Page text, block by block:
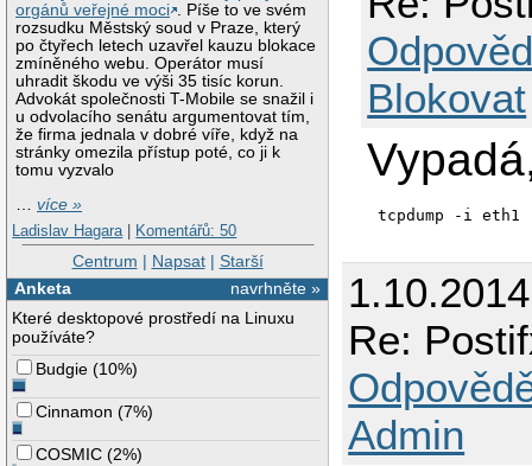
orgánů veřejné moci . Píše to ve svém
rozsudku Městský soud v Praze, který
po čtyřech letech uzavřel kauzu blokace
zmíněného webu. Operátor musí
uhradit škodu ve výši 35 tisíc korun.
Advokát společnosti T-Mobile se snažil i
u odvolacího senátu argumentovat tím,
že firma jednala v dobré víře, když na
stránky omezila přístup poté, co ji k
tomu vyzvalo
…více »
Ladislav Hagara | Komentářů: 50
Centrum | Napsat| Starší
navrhněte »
Anketa
Které desktopové prostředí na Linuxu
používáte?
Budgie (10%)
Cinnamon (7%)
COSMIC (2%)
Blokovat
Re:
Admin